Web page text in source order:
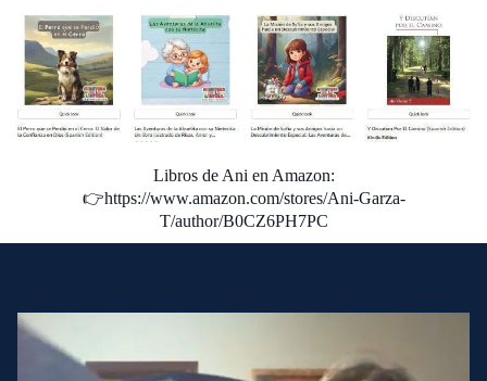
Libros de Ani en Amazon:
👉https://www.amazon.com/stores/Ani-Garza-
T/author/B0CZ6PH7PC